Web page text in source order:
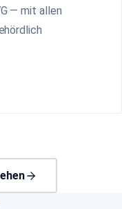
— mit allen